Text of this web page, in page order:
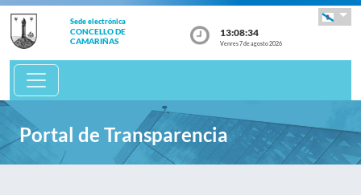
Sede electrónica
CONCELLO DE
CAMARIÑAS
13:08:34
Venres 7 de agosto 2026
Portal de Transparencia